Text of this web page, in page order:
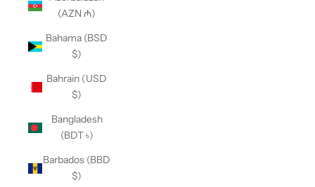
(AZN ₼)
Bahama (BSD
$)
Bahrain (USD
$)
Bangladesh
(BDT ৳)
Barbados (BBD
$)